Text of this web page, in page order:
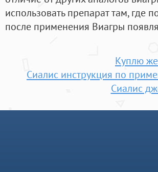
использовать препарат там, где
после применения Виагры
Куплю
Сиалис инструкция по
Сиалис